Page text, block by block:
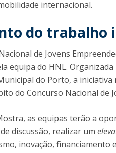
internacional.
do
de Jovens
equipa do HNL. Organizada
do Porto, a
do Concurso Nacional de
as equipas terão a
discussão, realizar um
inovação, financiamento